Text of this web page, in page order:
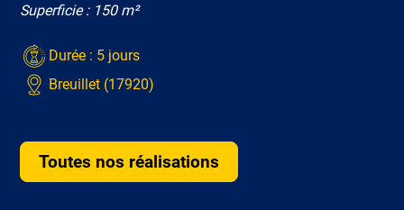
Superficie : 150 m²
Durée : 5 jours
Breuillet (17920)
Toutes nos réalisations